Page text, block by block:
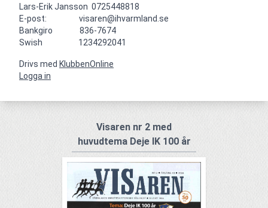
Lars-Erik Jansson  0725448818
E-post:                  visaren@ihvarmland.se
Bankgiro               836-7674
Swish                    1234292041
Drivs med KlubbenOnline
Logga in
Visaren nr 2 med
huvudtema Deje IK 100 år